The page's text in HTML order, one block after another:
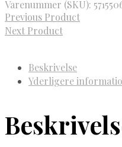
Varenummer (SKU):
Previous Product
Next Product
Beskrivelse
Yderligere